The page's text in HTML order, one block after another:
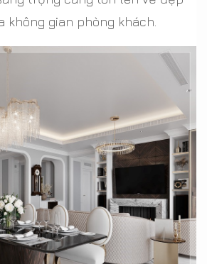
không gian phòng khách.